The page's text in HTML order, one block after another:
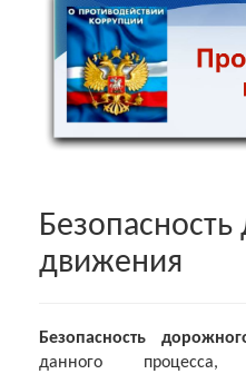
движения
Безопасность
данного процесса,